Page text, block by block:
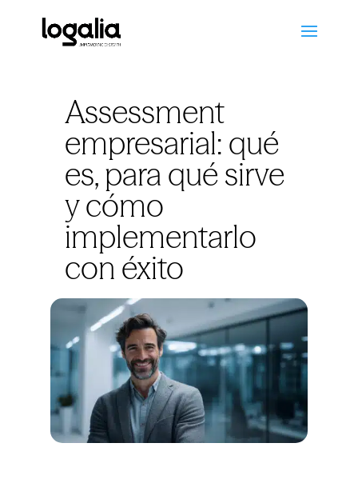
Assessment
empresarial: qué
es, para qué sirve
y cómo
implementarlo
con éxito